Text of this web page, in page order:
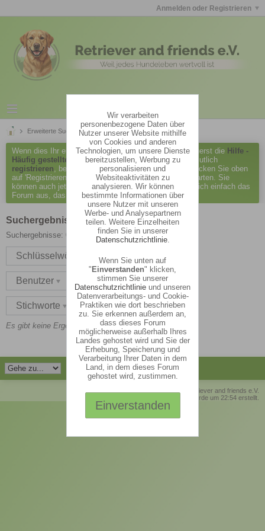
Anmelden oder Registrieren
Erweiterte Suche Suchergebnisse
Wenn dies Ihr erster Besuch hier ist, lesen Sie bitte zuerst die Hilfe -
Häufig gestellte Fragendurch. Sie müssen sich vermutlich
registrieren, bevor Sie Beiträge verfassen können. Klicken Sie oben
auf 'Registrieren', um den Registrierungsprozess zu starten. Sie
können auch jetzt schon Beiträge lesen. Suchen Sie sich einfach das
Forum aus, das Sie am meisten interessiert.
Suchergebnisse
Suchergebnisse: 0 Ergebnisse in 0,0040 Sekunden.
Schlüsselwörter
Benutzer
Stichworte sienna
Es gibt keine Ergebnisse zu diesen Suchkriterien.
© Retriever and friends e.V.
Die Seite wurde um 22:54 erstellt.
Wir verarbeiten
personenbezogene Daten über
Nutzer unserer Website mithilfe
von Cookies und anderen
Technologien, um unsere Dienste
bereitzustellen, Werbung zu
personalisieren und
Websiteaktivitäten zu
analysieren. Wir können
bestimmte Informationen über
unsere Nutzer mit unseren
Werbe- und Analysepartnern
teilen. Weitere Einzelheiten
finden Sie in unserer
Datenschutzrichtlinie.
Wenn Sie unten auf
"Einverstanden" klicken,
stimmen Sie unserer
Datenschutzrichtlinie und unseren
Datenverarbeitungs- und Cookie-
Praktiken wie dort beschrieben
zu. Sie erkennen außerdem an,
dass dieses Forum
möglicherweise außerhalb Ihres
Landes gehostet wird und Sie der
Erhebung, Speicherung und
Verarbeitung Ihrer Daten in dem
Land, in dem dieses Forum
gehostet wird, zustimmen.
Einverstanden